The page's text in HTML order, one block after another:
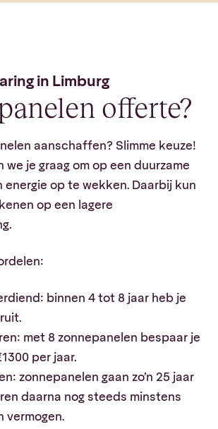
in Limburg
offerte?
aanschaffen? Slimme keuze!
we je graag om op een duurzame
energie op te wekken. Daarbij kun
op een lagere
binnen 4 tot 8 jaar heb je
met 8 zonnepanelen bespaar je
per jaar.
zonnepanelen gaan zo’n 25 jaar
daarna nog steeds minstens
vermogen.